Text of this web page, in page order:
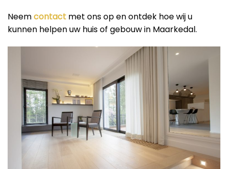
Neemcontact met ons op en ontdek hoe wij u
kunnen helpen uw huis of gebouw in Maarkedal.